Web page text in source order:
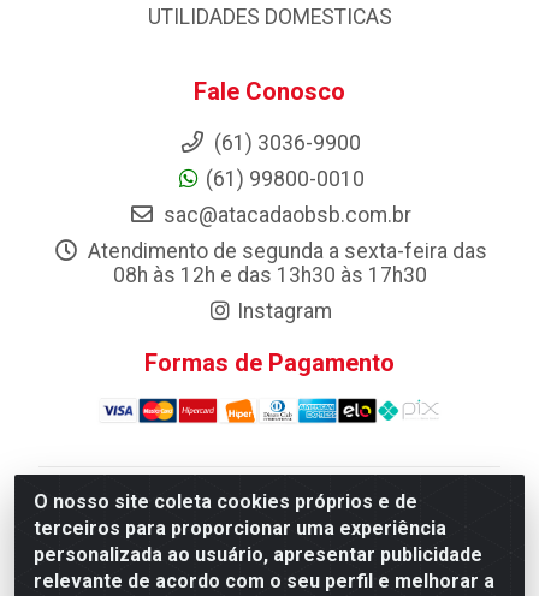
O nosso site coleta cookies próprios e de
terceiros para proporcionar uma experiência
personalizada ao usuário, apresentar publicidade
relevante de acordo com o seu perfil e melhorar a
UTILIDADES DOMESTICAS
Fale Conosco
(61) 3036-9900
(61) 99800-0010
sac@atacadaobsb.com.br
Atendimento de segunda a sexta-feira das
08h às 12h e das 13h30 às 17h30
Instagram
Formas de Pagamento
Atacadao da Limpeza F. Pereira Queiroz Comercio e
Distribuicao LTDA - Quadra Qi 10 Lotes 39 e, 41 - Setor
Industrial (Taguatinga), Brasília/DF - CEP 72.135-100 -
CNPJ 13.184.675/0001-80